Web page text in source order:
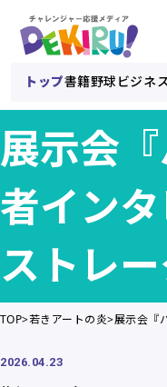
トップ書籍野球 ビジネ
展示会
者イン
ストレ
TOP 若きアートの炎 展示会『
2026.04.23